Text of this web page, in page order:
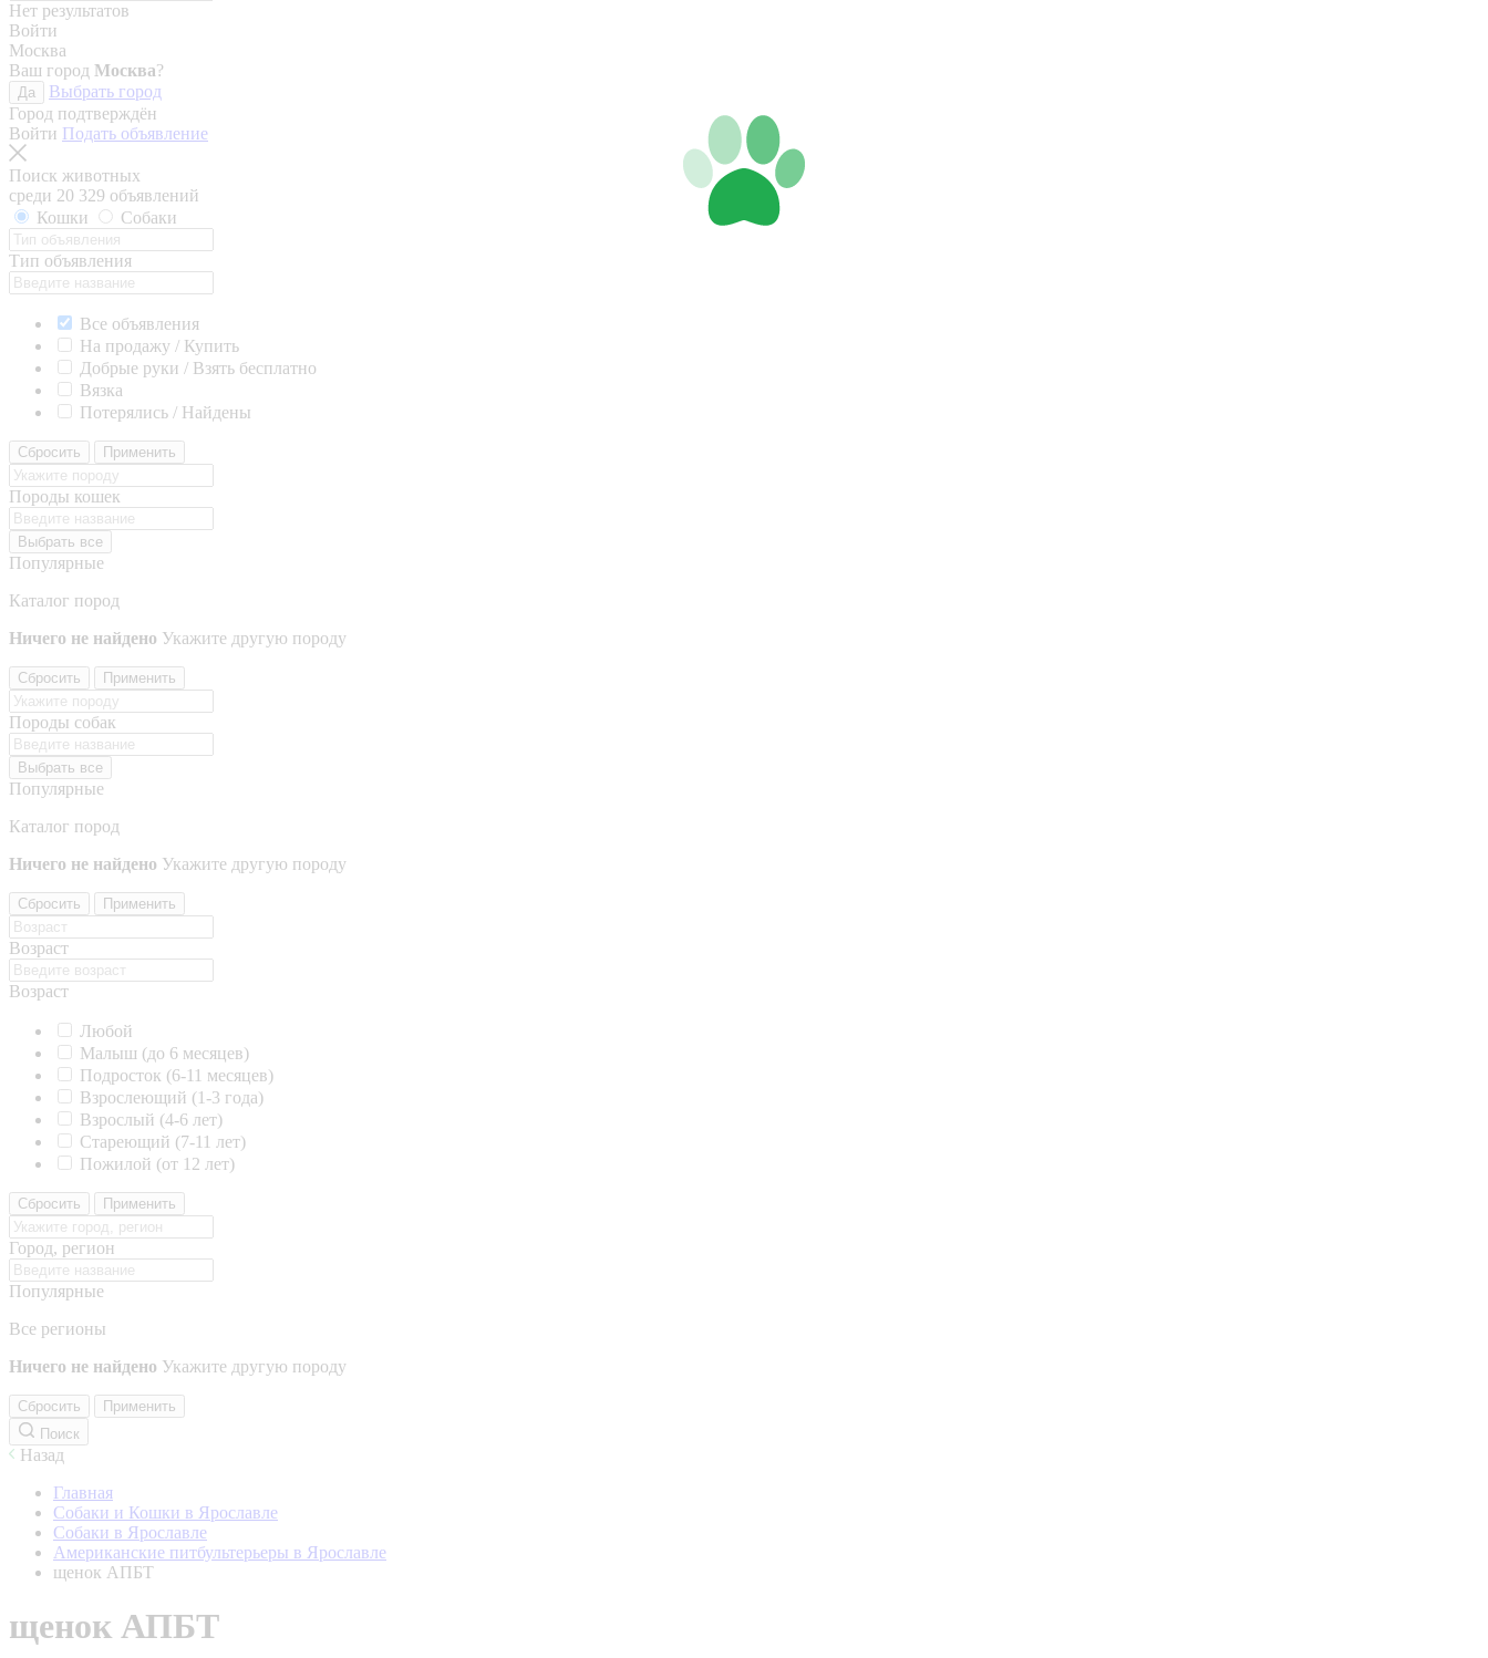
Нет результатов
Войти
Москва
Ваш город Москва?
Да
Выбрать город
Город подтверждён
Войти Подать объявление
Поиск животных
среди 20 329 объявлений
Кошки
Собаки
Тип объявления
Все объявления
На продажу / Купить
Добрые руки / Взять бесплатно
Вязка
Потерялись / Найдены
Сбросить Применить
Породы кошек
Выбрать все
Популярные
Каталог пород
Ничего не найдено Укажите другую породу
Сбросить Применить
Породы собак
Выбрать все
Популярные
Каталог пород
Ничего не найдено Укажите другую породу
Сбросить Применить
Возраст
Возраст
Любой
Малыш (до 6 месяцев)
Подросток (6-11 месяцев)
Взрослеющий (1-3 года)
Взрослый (4-6 лет)
Стареющий (7-11 лет)
Пожилой (от 12 лет)
Сбросить Применить
Город, регион
Популярные
Все регионы
Ничего не найдено Укажите другую породу
Сбросить
Применить
Поиск
Назад
Главная
Собаки и Кошки в Ярославле
Собаки в Ярославле
Американские питбультерьеры в Ярославле
щенок АПБТ
щенок АПБТ